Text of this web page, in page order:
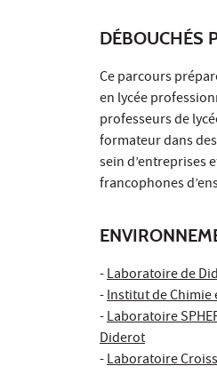
DÉBOUCHÉS
Ce parcours
en lycée
professeurs de
formateur dans
sein d’entreprises
francophones
-Laboratoire de
-Institut de Chimie
-Laboratoire
Diderot
-Laboratoire